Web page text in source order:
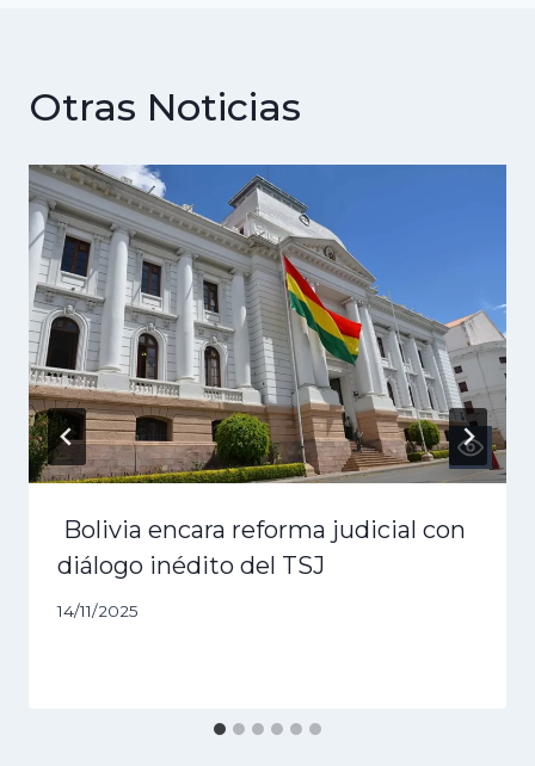
Otras Noticias
Bolivia encara reforma judicial con
diálogo inédito del TSJ
14/11/2025